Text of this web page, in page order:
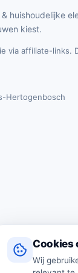
Cookies
Wij
huishoudelijke
kiest.
via affiliate-links.
Hertogenbosch